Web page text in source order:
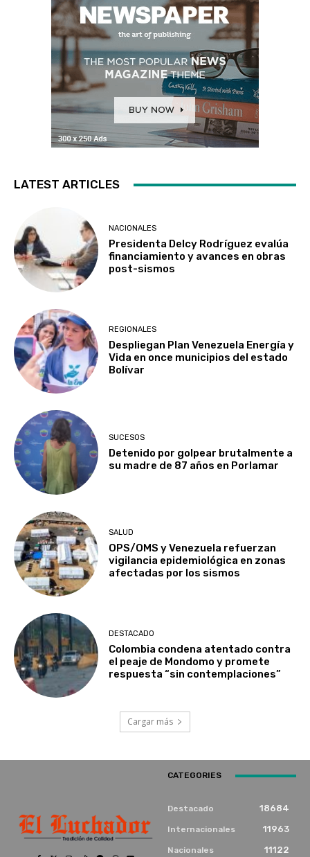
LATEST ARTICLES
NACIONALES
Presidenta Delcy Rodríguez evalúa
financiamiento y avances en obras
post-sismos
REGIONALES
Despliegan Plan Venezuela Energía y
Vida en once municipios del estado
Bolívar
SUCESOS
Detenido por golpear brutalmente a
su madre de 87 años en Porlamar
SALUD
OPS/OMS y Venezuela refuerzan
vigilancia epidemiológica en zonas
afectadas por los sismos
DESTACADO
Colombia condena atentado contra
el peaje de Mondomo y promete
respuesta “sin contemplaciones”
Cargar más
CATEGORIES
Destacado 18684
Internacionales 11963
Nacionales 11122